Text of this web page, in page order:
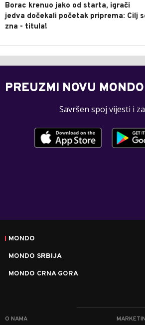
Borac krenuo jako od starta, igrači
jedva dočekali početak priprema: Cilj
zna - titula!
PREUZMI NOVU
Savršen spoj vijesti i
MONDO
MONDO SRBIJA
MONDO CRNA GORA
O NAMA